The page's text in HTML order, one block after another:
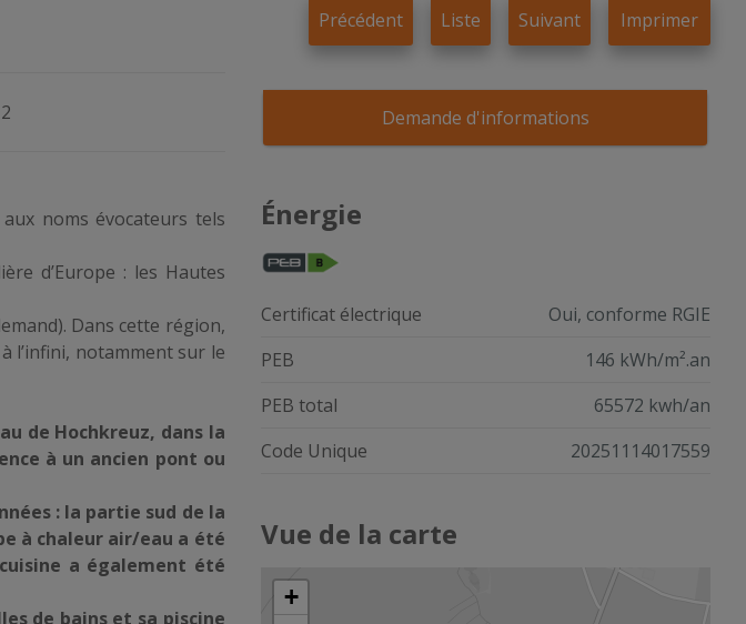
Précédent Liste Suivant Imprimer
2
noms évocateurs tels
d’Europe : les Hautes
Dans cette région,
l’infini, notamment sur le
de Hochkreuz, dans la
à un ancien pont ou
: la partie sud de la
à chaleur air/eau a été
a également été
de bains et sa piscine
Demande d'informations
Énergie
Certificat électrique
Oui, conforme RGIE
PEB
146 kWh/m².an
PEB total
65572 kwh/an
Code Unique
20251114017559
Vue de la carte